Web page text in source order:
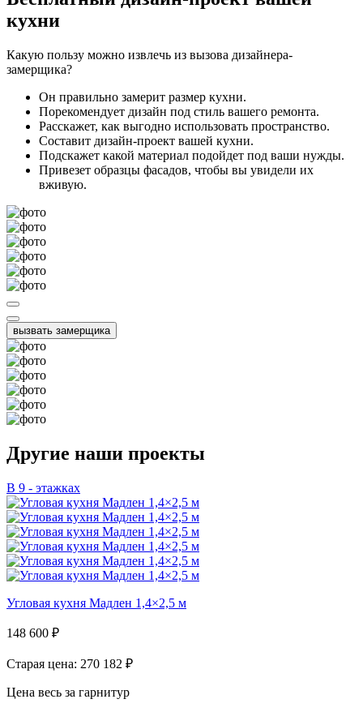
кухни
Какую пользу можно извлечь из вызова дизайнера-
замерщика?
Он правильно замерит размер кухни.
Порекомендует дизайн под стиль вашего ремонта.
Расскажет, как выгодно использовать пространство.
Составит дизайн-проект вашей кухни.
Подскажет какой материал подойдет под ваши нужды.
Привезет образцы фасадов, чтобы вы увидели их
вживую.
вызвать замерщика
Другие наши проекты
В 9 - этажках
Угловая кухня Мадлен 1,4×2,5 м
148 600 ₽
Старая цена: 270 182 ₽
Цена весь за гарнитур